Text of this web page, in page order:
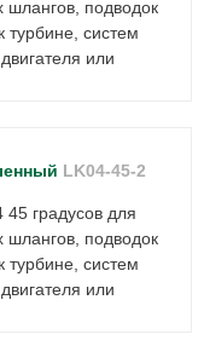
подводок
турбине, систем
или
LK04-45-2
градусов для
подводок
турбине, систем
или